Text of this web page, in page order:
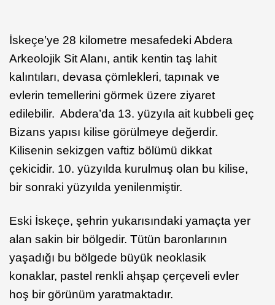
İskeçe’ye 28 kilometre mesafedeki Abdera
Arkeolojik Sit Alanı, antik kentin taş lahit
kalıntıları, devasa çömlekleri, tapınak ve
evlerin temellerini görmek üzere ziyaret
edilebilir. Abdera’da 13. yüzyıla ait kubbeli geç
Bizans yapısı kilise görülmeye değerdir.
Kilisenin sekizgen vaftiz bölümü dikkat
çekicidir. 10. yüzyılda kurulmuş olan bu kilise,
bir sonraki yüzyılda yenilenmiştir.
Eski İskeçe, şehrin yukarısındaki yamaçta yer
alan sakin bir bölgedir. Tütün baronlarının
yaşadığı bu bölgede büyük neoklasik
konaklar, pastel renkli ahşap çerçeveli evler
hoş bir görünüm yaratmaktadır.